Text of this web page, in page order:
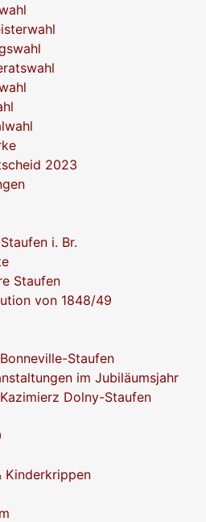
2023
i. Br.
Staufen
von 1848/49
Staufen
im Jubiläumsjahr
Dolny-Staufen
Kinderkrippen